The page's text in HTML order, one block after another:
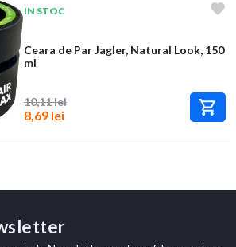
IN STOC
Ceara de Par Jagler, Natural Look, 150
ml
10,11 lei
8,69 lei